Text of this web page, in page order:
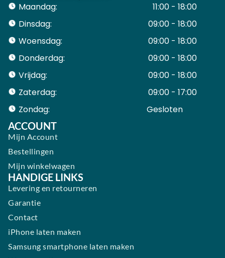
Maandag:
11:00 - 18:00
Dinsdag:
09:00 - 18:00
Woensdag:
09:00 - 18:00
Donderdag:
09:00 - 18:00
Vrijdag:
09:00 - 18:00
Zaterdag:
09:00 - 17:00
Zondag:
Gesloten ​ ​ ​ ​ ​ ​ ​
ACCOUNT
Mijn Account
Bestellingen
Mijn winkelwagen
HANDIGE LINKS
Levering en retourneren
Garantie
Contact
iPhone laten maken
Samsung smartphone laten maken